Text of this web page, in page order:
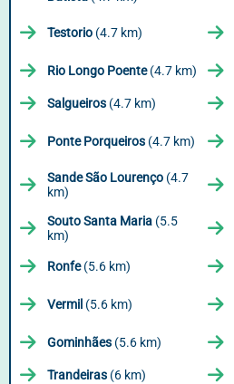
Testorio (4.7 km)
Rio Longo Poente(4.7 km)
Salgueiros (4.7 km)
Ponte Porqueiros (4.7 km)
Sande São Lourenço (4.7
km)
Souto Santa Maria (5.5
km)
Ronfe(5.6 km)
Vermil (5.6 km)
Gominhães (5.6 km)
Trandeiras (6 km)